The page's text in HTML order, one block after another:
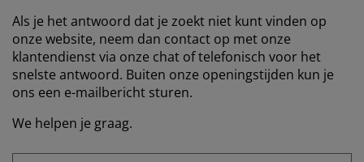
Als je het antwoord dat je zoekt niet kunt vinden op
onze website, neem dan contact op met onze
klantendienst via onze chat of telefonisch voor het
snelste antwoord. Buiten onze openingstijden kun je
ons een e-mailbericht sturen.
We helpen je graag.